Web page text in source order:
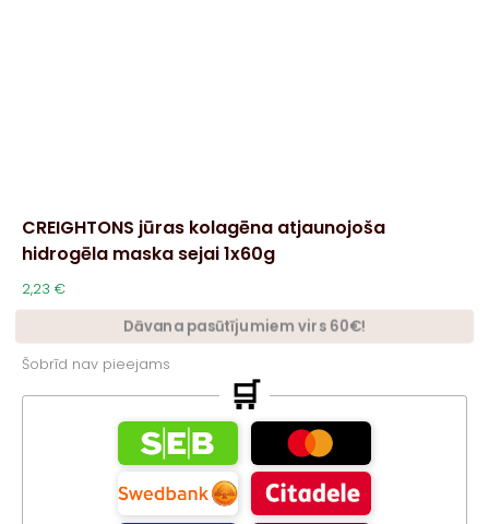
CREIGHTONS jūras kolagēna atjaunojoša
hidrogēla maska sejai 1x60g
2,23 €
Dāvana pasūtījumiem virs 60€!
Šobrīd nav pieejams
🛒